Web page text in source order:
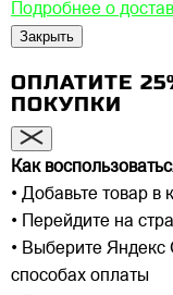
Подробнее о
Закрыть
ОПЛАТИТЕ
ПОКУПКИ
Как
• Добавьте товар в
• Перейдите на
• Выберите
способах оплаты